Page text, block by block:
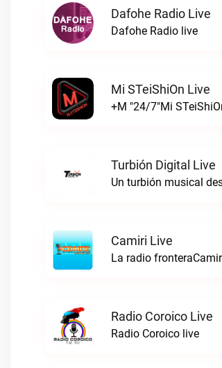
Dafohe Radio Live
Dafohe Radio live
Mi STeiShiOn Live
+M "24/7"Mi
Turbión Digital Live
Un turbión musical
Camiri Live
La radio
Radio Coroico Live
Radio Coroico live